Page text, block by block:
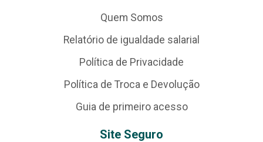
Quem Somos
Relatório de igualdade salarial
Política de Privacidade
Política de Troca e Devolução
Guia de primeiro acesso
Site Seguro